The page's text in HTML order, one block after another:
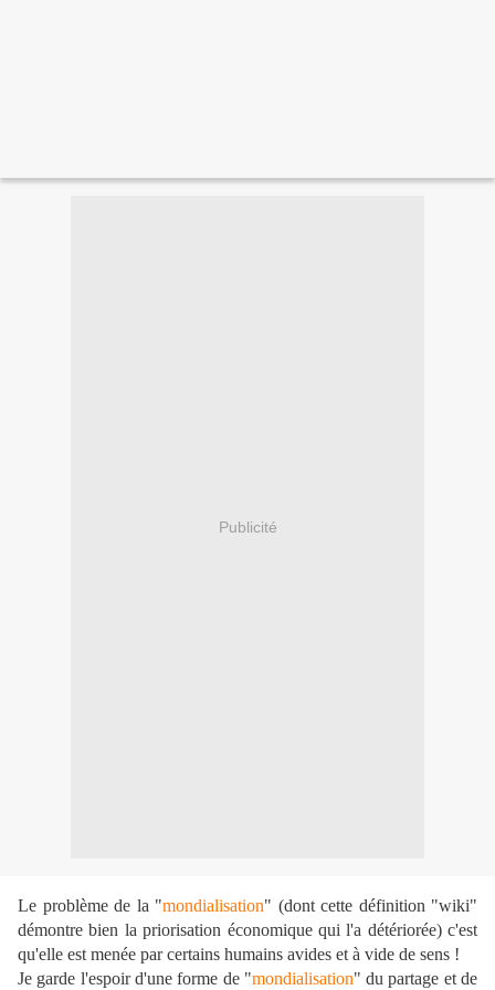
Publicité
Le problème de la "mondialisation" (dont cette définition "wiki"
démontre bien la priorisation économique qui l'a détériorée) c'est
qu'elle est menée par certains humains avides et à vide de sens !
Je garde l'espoir d'une forme de "mondialisation" du partage et de